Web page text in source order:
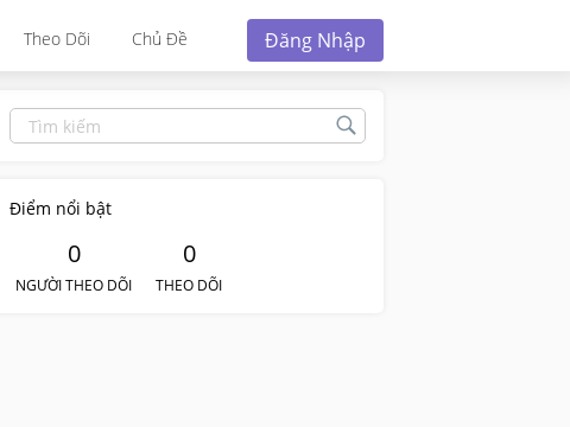
Theo Dõi Chủ Đề Đăng Nhập
Điểm nổi bật
0
NGƯỜI THEO DÕI
0
THEO DÕI